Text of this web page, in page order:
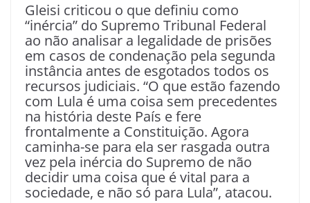
Gleisi criticou o que definiu como
“inércia” do Supremo Tribunal Federal
ao não analisar a legalidade de prisões
em casos de condenação pela segunda
instância antes de esgotados todos os
recursos judiciais. “O que estão fazendo
com Lula é uma coisa sem precedentes
na história deste País e fere
frontalmente a Constituição. Agora
caminha-se para ela ser rasgada outra
vez pela inércia do Supremo de não
decidir uma coisa que é vital para a
sociedade, e não só para Lula”, atacou.